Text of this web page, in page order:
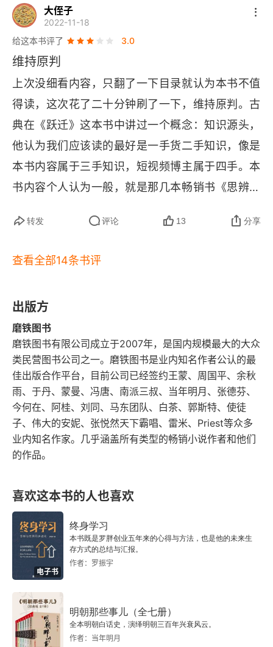
六、改变思维惯性
为什么有人会觉得脑袋不够用
二、长期稀缺带来的四种结果
三、应该怎么面对稀缺
富人思维到底是什么
一、改变思维的重要性
二、12条富人思维
二、如何评估自己的逆商
三、如何提高逆商
这世界真的越来越好了吗
一、正面思考和负面思考
二、这个世界在变得越来越好
三、乐观的豁裂
查理·芒格的思维方式
一、查理·芒格的思维模式
二、跨学科思维模式
三、投资的思维模式
到底什么是模型思维
的进步始于对惯性思维的审视与突破，在继承与革
要吸收过去的经验，也要敢用新想法，脑子要活，
得会自己更新。就像手机系统升级。新系统带来了
更酷的功能和更好的安全性（未来探索），但它必
须兼容原来所有的 APP 和数据（守护过去）。一
个成功的升级，是让用户用得更爽，而不是从头再
来。2. 求知欲驱动成长，多元思维模型拓宽边界，
保持对世界为什么的追问，通过跨学科、跨领域的
多学几样看问题的角度。光知道是什么没用，好奇
识，工具箱才够用。大脑就像一个工具箱。如果只
只会砸。但如果还有螺丝刀、尺子、胶水（多学科
模型），就能分析、测量、粘合，用更合适的方法
解决复杂问题。3. 拥抱成长型思维，在行动中迭代
自我，成功源于持续学习、直面失败并快速实践，
让能力圈在挑战中不断扩展。能力不是天生的，是
练出来的。别怕犯错，多做多试才能进步。专注在
自己擅长和喜欢的事上，把它做到极致。就像健身
增肌，肌肉不会因为知道卧推动作就长出来，必须
挑战）后补充营养和休息，它才会变得更强大。能
力和肌肉一样，都是用进废退的实践型资产。4. 以
人为本的设计思维，为理性赋予温度，在技术替代
重复劳动的时代，创造力、共情力与故事力成为不
可替代的竞争力。未来拼的是让人喜欢的能力。做
事要多考虑人的感受（共情），解决问题要有创意
（设计），表达要能打动人（讲故事）。这些是机
器暂时还学不会的。人工智能就像一个顶级配方厨
大侄子
2022-11-18
给这本书评了
3.0
维持原判
上次没细看内容，只翻了一下目录就认为本书不值
得读，这次花了二十分钟刷了一下，维持原判。古
典在《跃迁》这本书中讲过一个概念：知识源头，
他认为我们应该读的最好是一手货二手知识，像是
本书内容属于三手知识，短视频博主属于四手。本
书内容个人认为一般，就是那几本畅销书《思辨与
的观点合集。
转发 评论 13 分享
查看全部14条书评
出版方
磨铁图书
磨铁图书有限公司成立于2007年，是国内规模最大的大众
类民营图书公司之一。磨铁图书是业内知名作者公认的最
佳出版合作平台，目前公司已经签约王蒙、周国平、余秋
雨、于丹、蒙曼、冯唐、南派三叔、当年明月、张德芬、
今何在、阿桂、刘同、马东团队、白茶、郭斯特、使徒
子、伟大的安妮、张悦然天下霸唱、雷米、Priest等众多
业内知名作家。几乎涵盖所有类型的畅销小说作者和他们
的作品。
喜欢这本书的人也喜欢
电子书
终身学习
本书既是罗胖创业五年来的心得与方法，也是他的未来生
存方式的总结与汇报。
作者：罗振宇
明朝那些事儿（全七册）
全本明朝白话史，演绎明朝三百年兴衰风云。
作者：当年明月